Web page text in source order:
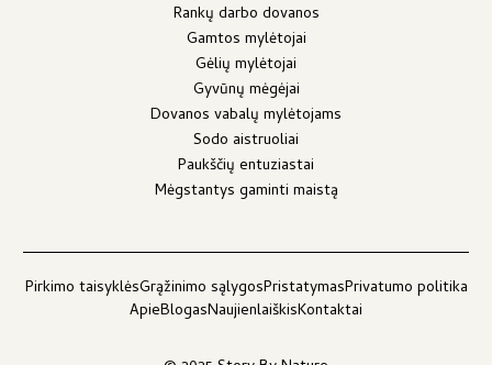
Rankų darbo dovanos
Gamtos mylėtojai
Gėlių mylėtojai
Gyvūnų mėgėjai
Dovanos vabalų mylėtojams
Sodo aistruoliai
Paukščių entuziastai
Mėgstantys gaminti maistą
Pirkimo taisyklėsGrąžinimo sąlygosPristatymasPrivatumo politika
ApieBlogasNaujienlaiškisKontaktai